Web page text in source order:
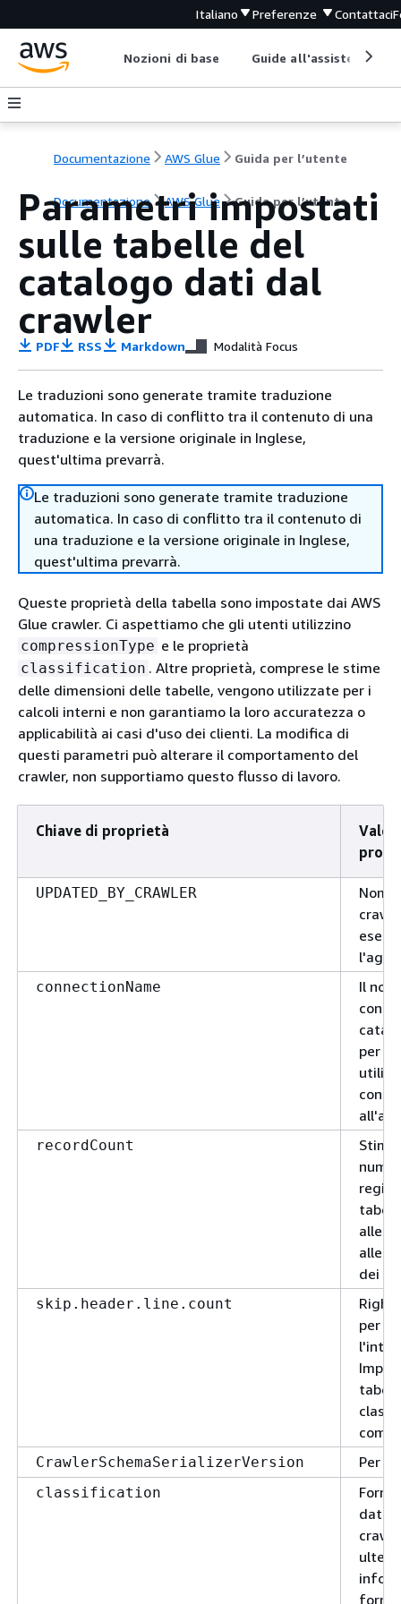
Italiano Preferenze Contattaci
Nozioni di base Guide all'assistenza
Documentazione AWS Glue Guida per l’utente
Documentazione AWS Glue Guida per l’utente
Parametri impostati
sulle tabelle del
catalogo dati dal
crawler
PDF RSS Markdown Modalità Focus
Le traduzioni sono generate tramite traduzione
automatica. In caso di conflitto tra il contenuto di una
traduzione e la versione originale in Inglese,
quest'ultima prevarrà.
Le traduzioni sono generate tramite traduzione
automatica. In caso di conflitto tra il contenuto di
una traduzione e la versione originale in Inglese,
quest'ultima prevarrà.
Queste proprietà della tabella sono impostate dai AWS
Glue crawler. Ci aspettiamo che gli utenti utilizzino
compressionType e le proprietà
classification . Altre proprietà, comprese le stime
delle dimensioni delle tabelle, vengono utilizzate per i
calcoli interni e non garantiamo la loro accuratezza o
applicabilità ai casi d'uso dei clienti. La modifica di
questi parametri può alterare il comportamento del
crawler, non supportiamo questo flusso di lavoro.
Chiave di proprietà
UPDATED_BY_CRAWLER
connectionName
Il
per il
recordCount
Stima
alle
alle
dei
skip.header.line.count
per
come
CrawlerSchemaSerializerVersion Per
classification
dati,